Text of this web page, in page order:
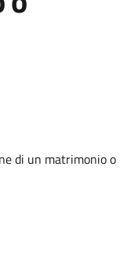
di un matrimonio o